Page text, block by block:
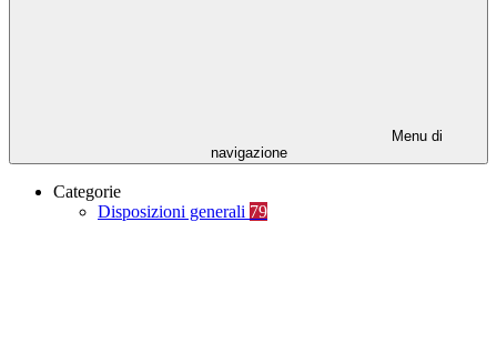
Menu di
navigazione
Categorie
Disposizioni generali 79